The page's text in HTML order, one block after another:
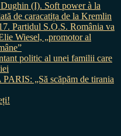
(I). Soft power à la
de caracatița de la Kremlin
Partidul S.O.S. România va
Wiesel, „promotor al
politic al unei familii care
„Să scăpăm de tirania